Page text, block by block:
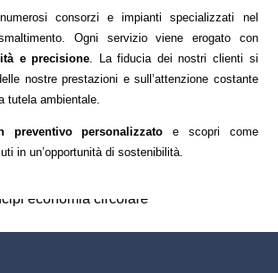
consorzi e impianti specializzati nel
Ogni servizio viene erogato con
e precisione . La fiducia dei nostri clienti si
nostre prestazioni e sull’attenzione costante
tutela ambientale.
preventivo personalizzato e scopri come
in un’opportunità di sostenibilità.